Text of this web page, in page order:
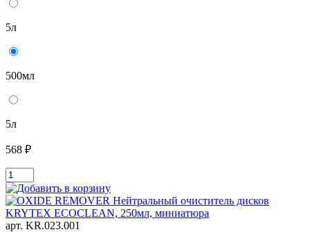
5л
500мл
5л
568 ₽
арт. KR.023.001